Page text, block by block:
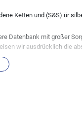
Ketten und (S&S) ür
Datenbank mit großer
wir ausdrücklich die
wurden auch gerne
passen muss. Auch